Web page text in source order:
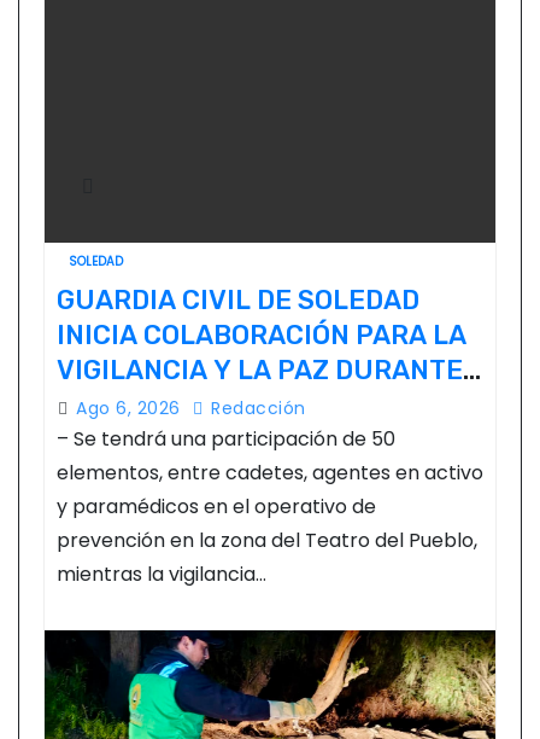
SOLEDAD
GUARDIA CIVIL DE SOLEDAD
INICIA COLABORACIÓN PARA LA
VIGILANCIA Y LA PAZ DURANTE
LA FENAPO
Ago 6, 2026 Redacción
– Se tendrá una participación de 50
elementos, entre cadetes, agentes en activo
y paramédicos en el operativo de
prevención en la zona del Teatro del Pueblo,
mientras la vigilancia…